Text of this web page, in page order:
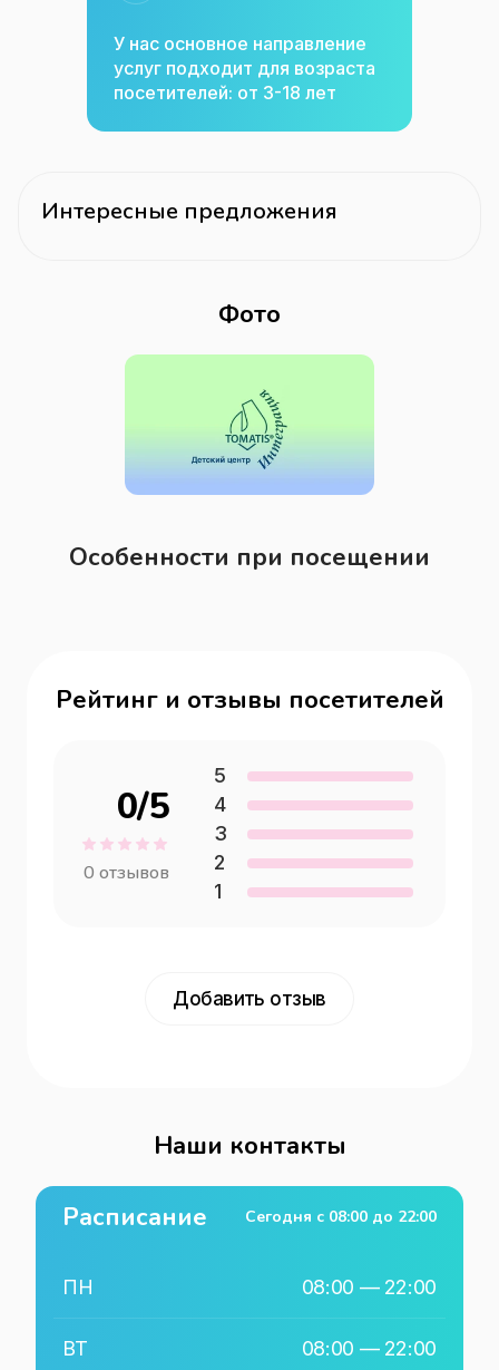
нацелен на результат и радуется ему,
как собственной победе и это
прекрасно!”
У нас основное направление
услуг подходит для возраста
посетителей: от 3-18 лет
Интересные предложения
Фото
Особенности при посещении
Рейтинг и отзывы посетителей
0/5
0 отзывов
5
4
3
2
1
Добавить отзыв
Наши контакты
Расписание Сегодня с 08:00 до 22:00
ПН 08:00 — 22:00
ВТ 08:00 — 22:00